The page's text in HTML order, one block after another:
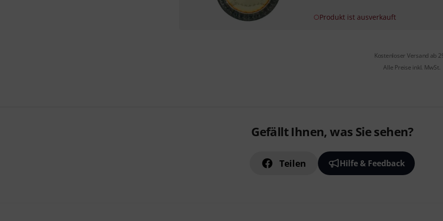
Produkt ist ausverkauft
Kostenloser Versand ab
Alle Preise inkl. MwSt.
Gefällt Ihnen, was Sie sehen?
Teilen Hilfe & Feedback